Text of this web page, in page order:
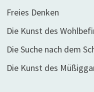
Freies Denken
Die Kunst des
Die Suche nach dem
Die Kunst des